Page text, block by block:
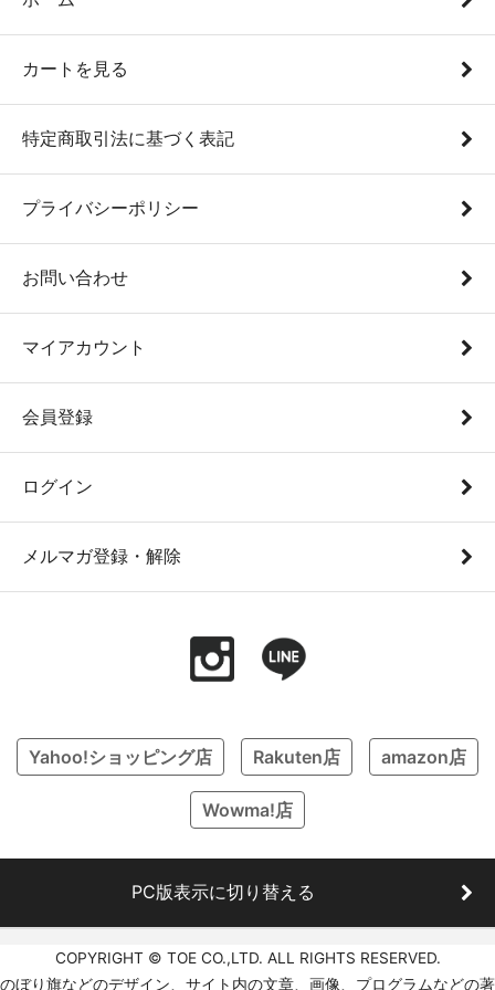
カートを見る
特定商取引法に基づく表記
プライバシーポリシー
お問い合わせ
マイアカウント
会員登録
ログイン
メルマガ登録・解除
Yahoo!ショッピング店 Rakuten店 amazon店
Wowma!店
PC版表示に切り替える
COPYRIGHT © TOE CO.,LTD. ALL RIGHTS RESERVED.
のぼり旗などのデザイン、サイト内の文章、画像、プログラムなどの著